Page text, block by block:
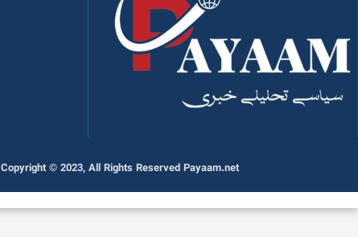
Copyright © 2023, All Rights Reserved Payaam.net